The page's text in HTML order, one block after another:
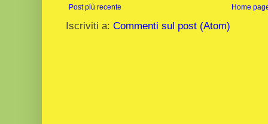
Post più recente Home
Iscriviti a: Commenti sul post (Atom)